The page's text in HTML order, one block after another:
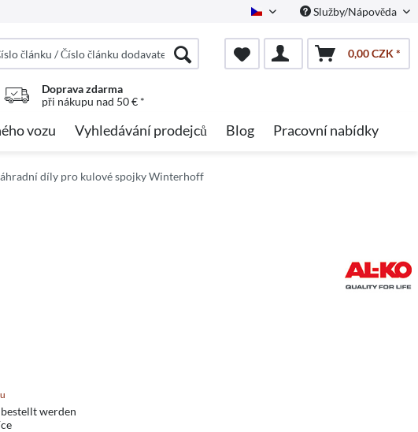
Czech Služby/Nápověda
0,00 CZK *
Doprava zdarma
při nákupu nad 50 € *
vozu Vyhledávání prodejců Blog Pracovní nabídky
díly pro kulové spojky Winterhoff
werden